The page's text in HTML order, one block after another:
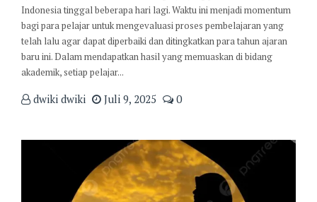
Indonesia tinggal beberapa hari lagi. Waktu ini menjadi momentum
bagi para pelajar untuk mengevaluasi proses pembelajaran yang
telah lalu agar dapat diperbaiki dan ditingkatkan para tahun ajaran
baru ini. Dalam mendapatkan hasil yang memuaskan di bidang
akademik, setiap pelajar...
dwiki dwiki Juli 9, 2025 0